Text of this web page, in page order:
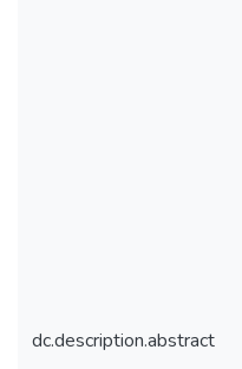
dc.description.abstract